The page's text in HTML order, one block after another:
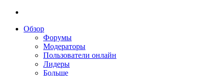
Обзор
Форумы
Модераторы
Пользователи онлайн
Лидеры
Больше